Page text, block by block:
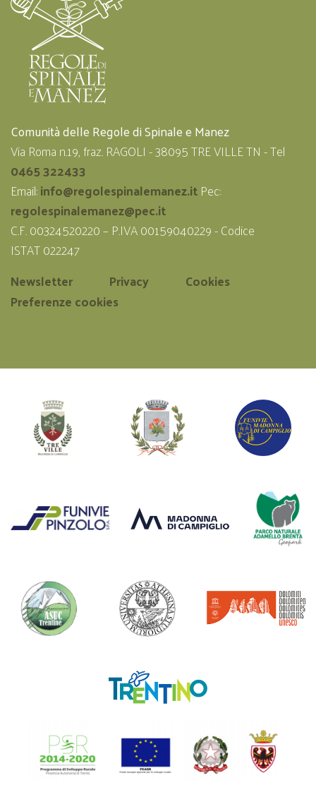
Comunità delle Regole di Spinale e Manez
Via Roma n.19, fraz. RAGOLI - 38095 TRE VILLE TN - Tel
0465 322433
Email:info@regolespinalemanez.itPec:
regolespinalemanez@pec.it
C.F. 00324520220 – P.IVA 00159040229 - Codice
ISTAT 022247
Newsletter
Privacy
Cookies
Preferenze cookies